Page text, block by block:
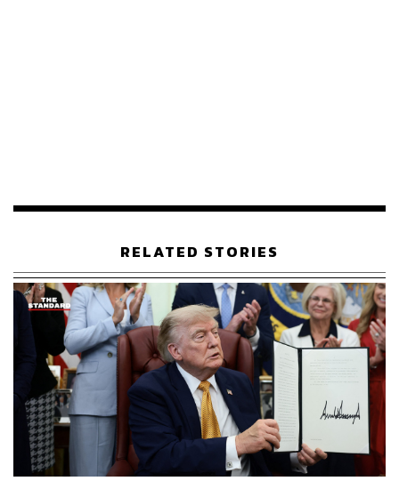
PGSA เป็นหน่วยงานตามกฎหมายและตัวแทนของอิหร่านใน
การบริหารช่องแคบฮอร์มุซ โดยการเดินเรือของนานาชาติ
ผ่านช่องแคบดังกล่าว ต้องได้รับความเห็นชอบจากกองทัพ
อิหร่านและหน่วยงานของประเทศ ซึ่งหากไม่ได้รับอนุญาต
จากทางการ จะเข้าข่ายเป็นการกระทำผิดกฎหมาย
ก่อนหน้านี้ อิหร่านส่งสัญญาณเปิดตัวหน่วยงาน PGSA ในวัน
ที่ 16 พฤษภาคมที่ผ่านมา หลัง อิบราฮิม อาซีซี (Ebrahim
Azizi) ประธานคณะกรรมการความมั่นคงแห่งชาติอิหร่าน
ระบุว่า เตหะรานกำลังเตรียมกลไกที่เป็น ‘มืออาชีพ’ ในการ
จัดการและบริหารช่องแคบฮอร์มุซ
RELATED STORIES